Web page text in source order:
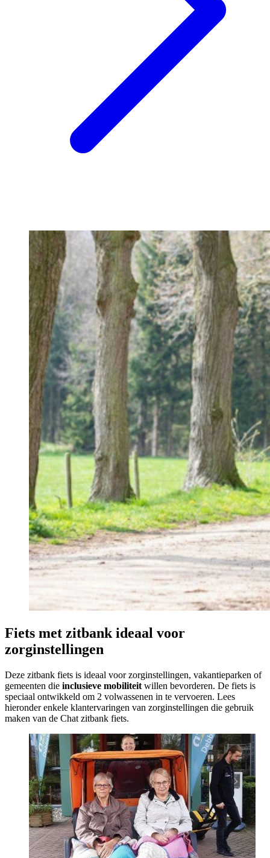
Fiets met zitbank ideaal voor
zorginstellingen
Deze zitbank fiets is ideaal voor zorginstellingen, vakantieparken of
gemeenten die inclusieve mobiliteit willen bevorderen. De fiets is
speciaal ontwikkeld om 2 volwassenen in te vervoeren. Lees
hieronder enkele klantervaringen van zorginstellingen die gebruik
maken van de Chat zitbank fiets.